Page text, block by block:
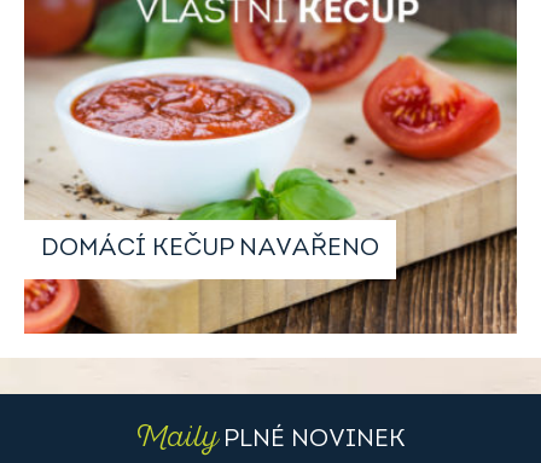
DOMÁCÍ KEČUP NAVAŘENO
MailyPLNÉ NOVINEK